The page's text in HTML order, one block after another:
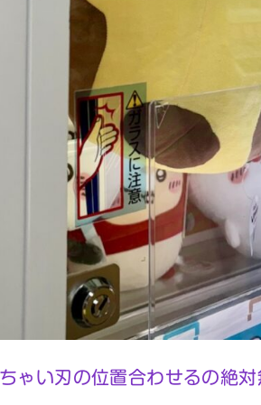
ゃい刃の位置合わせるの絶